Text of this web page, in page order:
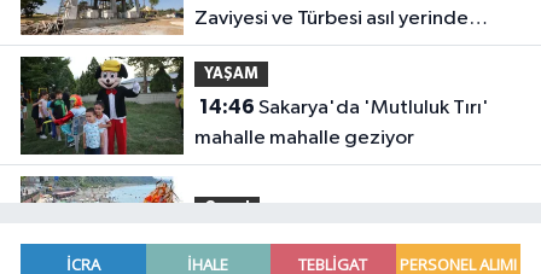
Zaviyesi ve Türbesi asıl yerinde
yeniden inşa edilecek
YAŞAM
14:46
mahalle mahalle geziyor
Genel
14:37DENİZE GİRMEK YASAKLANDI